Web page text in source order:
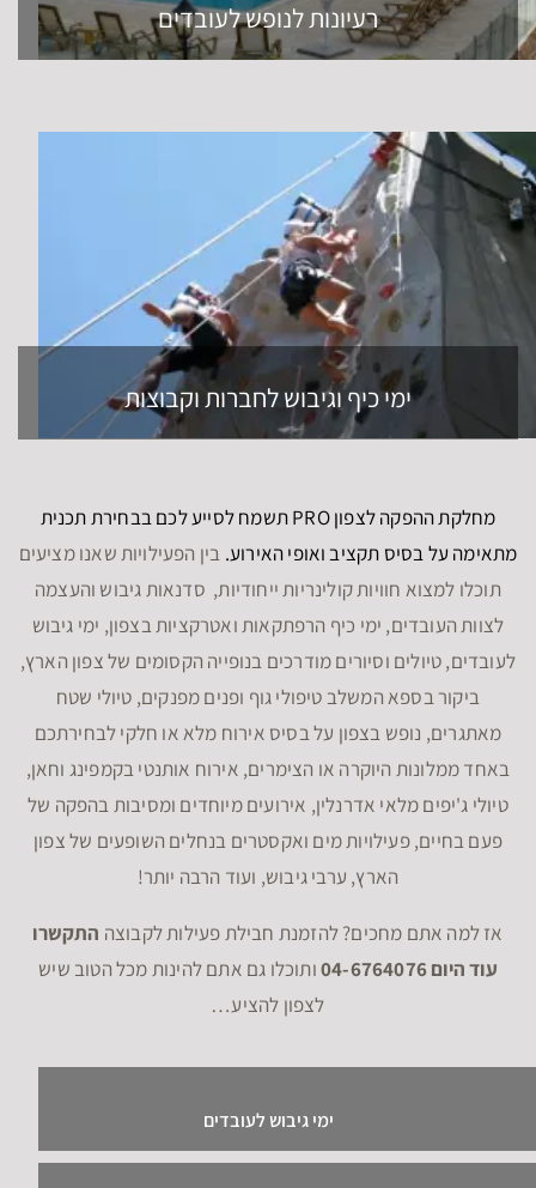
רעיונות לנופש לעובדים
ימי כיף וגיבוש לחברות וקבוצות
מחלקת ההפקה לצפון PRO תשמח לסייע לכם בבחירת תכנית
מתאימה על בסיס תקציב ואופי האירוע. בין הפעילויות שאנו מציעים
תוכלו למצוא חוויות קולינריות ייחודיות, סדנאות גיבוש והעצמה
לצוות העובדים, ימי כיף הרפתקאות ואטרקציות בצפון, ימי גיבוש
לעובדים, טיולים וסיורים מודרכים בנופייה הקסומים של צפון הארץ,
ביקור בספא המשלב טיפולי גוף ופנים מפנקים, טיולי שטח
מאתגרים, נופש בצפון על בסיס אירוח מלא או חלקי לבחירתכם
באחד ממלונות היוקרה או הצימרים, אירוח אותנטי בקמפינג וחאן,
טיולי ג'יפים מלאי אדרנלין, אירועים מיוחדים ומסיבות בהפקה של
פעם בחיים, פעילויות מים ואקסטרים בנחלים השופעים של צפון
הארץ, ערבי גיבוש, ועוד הרבה יותר!
אז למה אתם מחכים? להזמנת חבילת פעילות לקבוצה התקשרו
עוד היום 04-6764076
ותוכלו גם אתם להינות מכל הטוב שיש
לצפון להציע…
ימי גיבוש לעובדים